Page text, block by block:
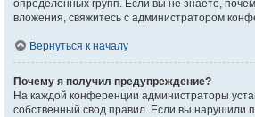
определённых групп. Если вы не знаете,
вложения, свяжитесь с администратором
Вернуться к началу
Почему я получил предупреждение?
На каждой конференции администраторы
собственный свод правил. Если вы нарушили